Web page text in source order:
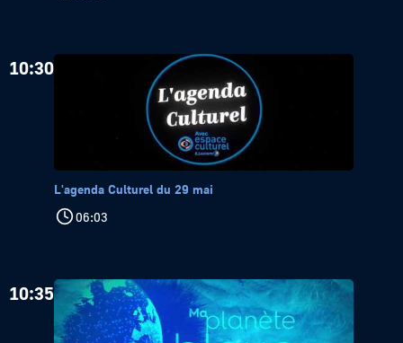
10:30
L'agenda Culturel du 29 mai
06:03
10:35